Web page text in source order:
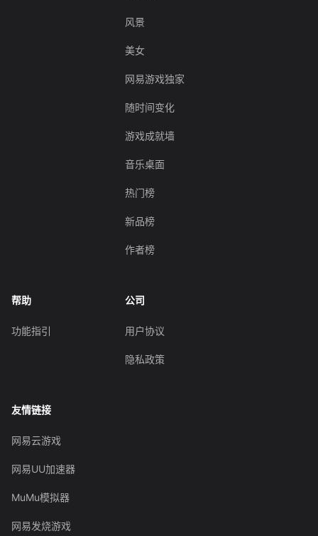
风景
美女
网易游戏独家
随时间变化
游戏成就墙
音乐桌面
热门榜
新品榜
作者榜
帮助
功能指引
公司
用户协议
隐私政策
友情链接
网易云游戏
网易UU加速器
MuMu模拟器
网易发烧游戏